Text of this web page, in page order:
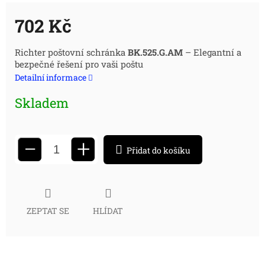
702 Kč
Měrná
cena:
Richter poštovní schránka BK.525.G.AM – Elegantní a
bezpečné řešení pro vaši poštu
Detailní informace
Skladem
− + Přidat do košíku
ZEPTAT SE HLÍDAT